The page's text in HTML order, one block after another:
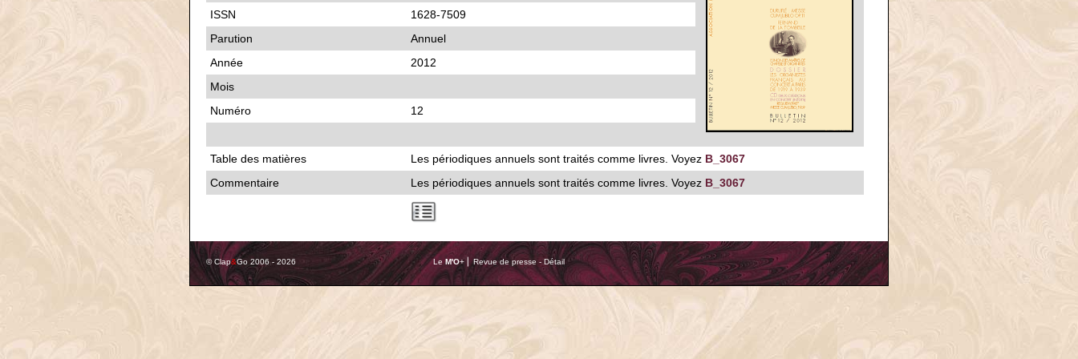
ISSN
1628-7509
Parution
Annuel
Année
2012
Mois
Numéro
12
Table des matières Les périodiques annuels sont traités comme livres. Voyez B_3067
Commentaire
Les périodiques annuels sont traités comme livres. Voyez B_3067
© Clap&Go 2006 - 2026 Le M'O+ ⎢ Revue de presse - Détail